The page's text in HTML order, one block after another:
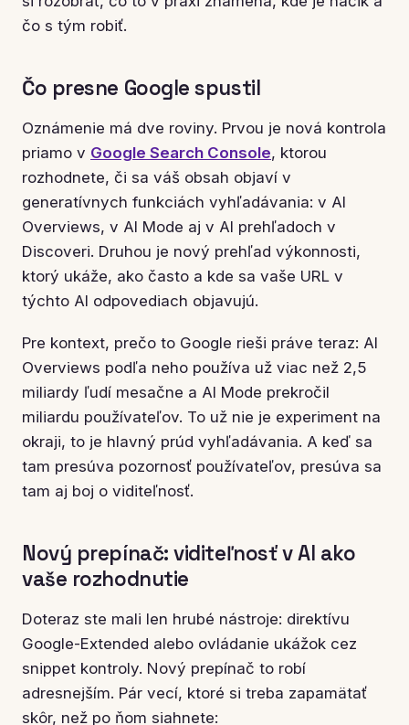
čo s tým robiť.
Čo presne Google spustil
Oznámenie má dve roviny. Prvou je nová kontrola
priamo v Google Search Console, ktorou
rozhodnete, či sa váš obsah objaví v
generatívnych funkciách vyhľadávania: v AI
Overviews, v AI Mode aj v AI prehľadoch v
Discoveri. Druhou je nový prehľad výkonnosti,
ktorý ukáže, ako často a kde sa vaše URL v
týchto AI odpovediach objavujú.
Pre kontext, prečo to Google rieši práve teraz: AI
Overviews podľa neho používa už viac než 2,5
miliardy ľudí mesačne a AI Mode prekročil
miliardu používateľov. To už nie je experiment na
okraji, to je hlavný prúd vyhľadávania. A keď sa
tam presúva pozornosť používateľov, presúva sa
tam aj boj o viditeľnosť.
Nový prepínač: viditeľnosť v AI ako
vaše rozhodnutie
Doteraz ste mali len hrubé nástroje: direktívu
Google-Extended alebo ovládanie ukážok cez
snippet kontroly. Nový prepínač to robí
adresnejším. Pár vecí, ktoré si treba zapamätať
skôr, než po ňom siahnete: